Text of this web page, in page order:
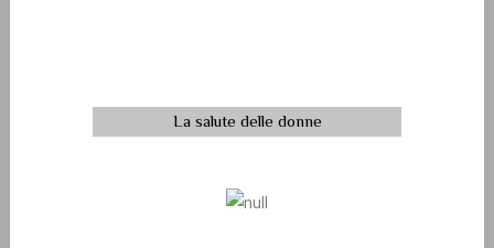
La salute delle donne